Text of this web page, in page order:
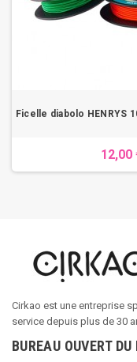
Ficelle diabolo HENRYS
12,00
Cirkao est une entreprise
service depuis plus de 30
BUREAU OUVERT